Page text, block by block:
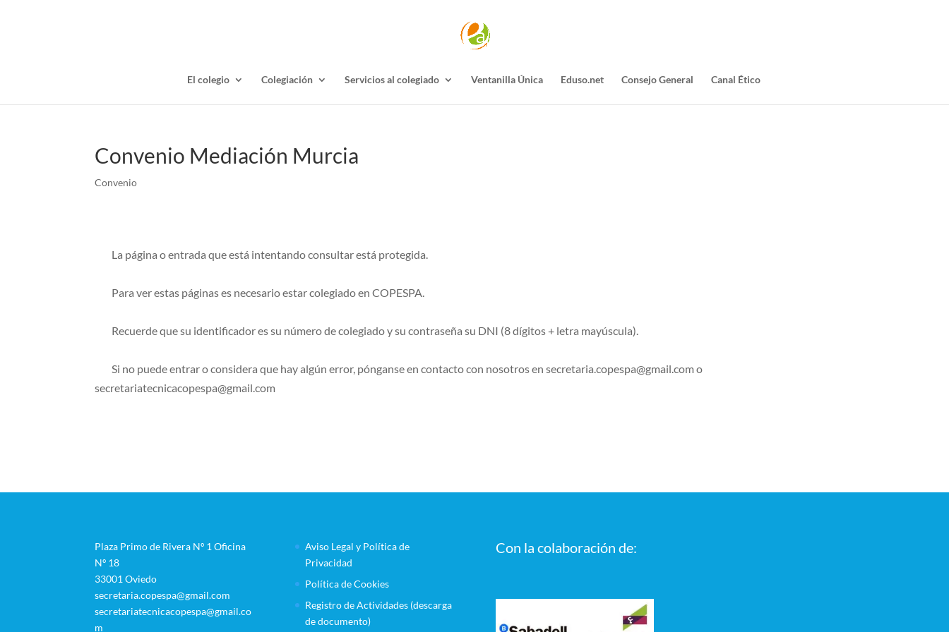
El colegio Colegiación Servicios al colegiado Ventanilla Única Eduso.net Consejo General Canal Ético
Convenio Mediación Murcia
Convenio
La página o entrada que está intentando consultar está protegida.
Para ver estas páginas es necesario estar colegiado en COPESPA.
Recuerde que su identificador es su número de colegiado y su contraseña su DNI (8 dígitos + letra mayúscula).
Si no puede entrar o considera que hay algún error, pónganse en contacto con nosotros en secretaria.copespa@gmail.com o
secretariatecnicacopespa@gmail.com
Plaza Primo de Rivera Nº 1 Oficina
Nº 18
33001 Oviedo
secretaria.copespa@gmail.com
secretariatecnicacopespa@gmail.co
m
Aviso Legal y Política de
Privacidad
Política de Cookies
Registro de Actividades (descarga
de documento)
Con la colaboración de: